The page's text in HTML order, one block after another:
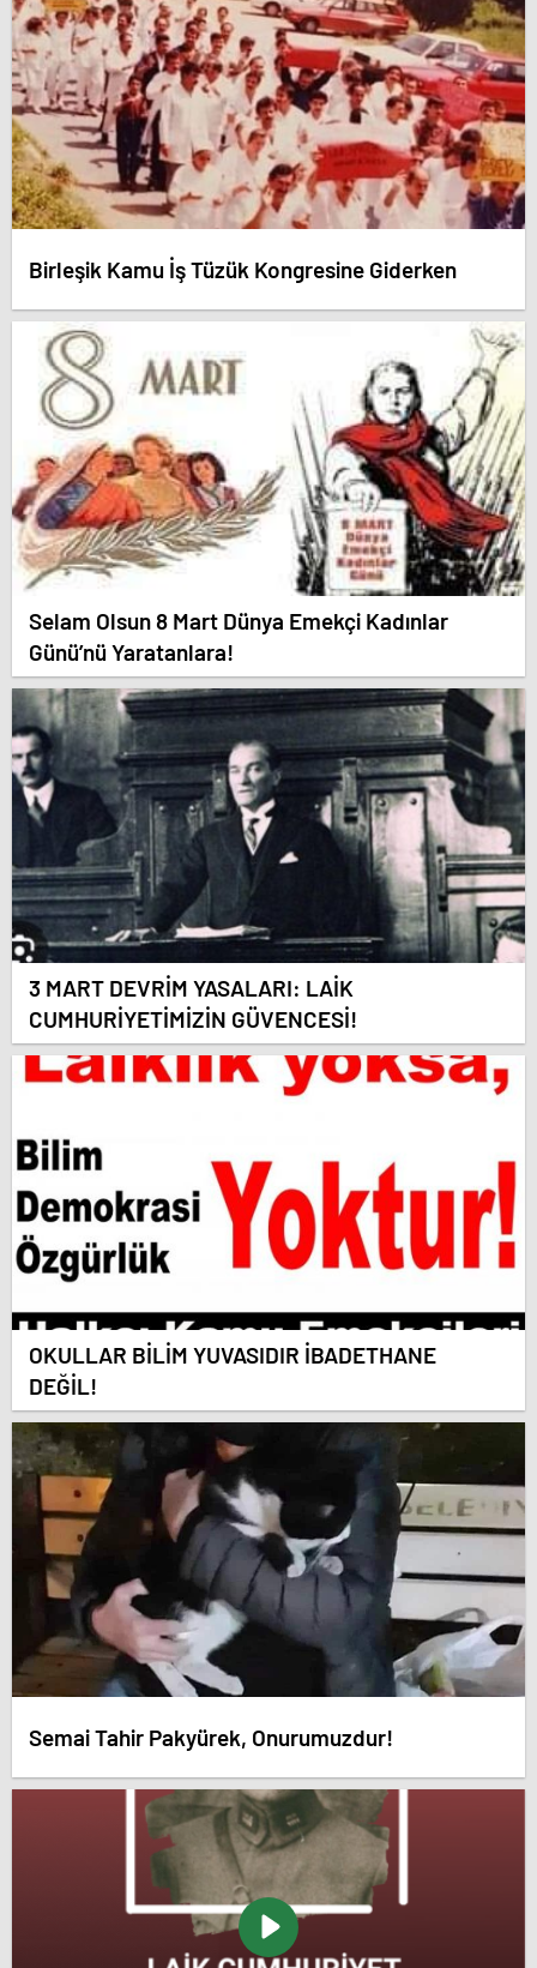
Birleşik Kamu İş Tüzük Kongresine Giderken
Selam Olsun 8 Mart Dünya Emekçi Kadınlar
Günü’nü Yaratanlara!
3 MART DEVRİM YASALARI: LAİK
CUMHURİYETİMİZİN GÜVENCESİ!
OKULLAR BİLİM YUVASIDIR İBADETHANE
DEĞİL!
Semai Tahir Pakyürek, Onurumuzdur!